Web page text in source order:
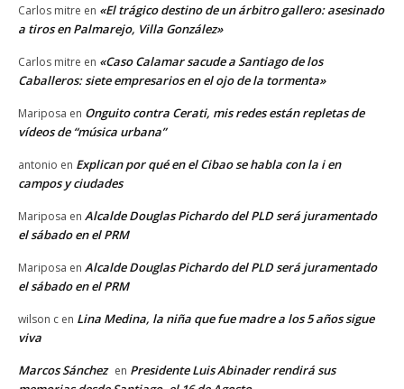
Carlos mitre en «El trágico destino de un árbitro gallero: asesinado
a tiros en Palmarejo, Villa González»
Carlos mitre en «Caso Calamar sacude a Santiago de los
Caballeros: siete empresarios en el ojo de la tormenta»
Mariposa en Onguito contra Cerati, mis redes están repletas de
vídeos de “música urbana”
antonio en Explican por qué en el Cibao se habla con la i en
campos y ciudades
Mariposa en Alcalde Douglas Pichardo del PLD será juramentado
el sábado en el PRM
Mariposa en Alcalde Douglas Pichardo del PLD será juramentado
el sábado en el PRM
wilson c en Lina Medina, la niña que fue madre a los 5 años sigue
viva
Marcos Sánchez en Presidente Luis Abinader rendirá sus